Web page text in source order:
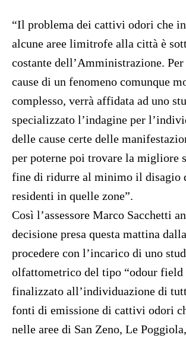
“Il problema dei cattivi odori che
alcune aree limitrofe alla città è
costante dell’Amministrazione.
cause di un fenomeno comunque
complesso, verrà affidata ad uno
specializzato l’indagine per
delle cause certe delle
per poterne poi trovare la migliore
fine di ridurre al minimo il disagio
residenti in quelle zone”.
Così l’assessore Marco Sacchetti
decisione presa questa mattina
procedere con l’incarico di uno
olfattometrico del tipo “odour field
finalizzato all’individuazione di
fonti di emissione di cattivi odori
nelle aree di San Zeno, Le